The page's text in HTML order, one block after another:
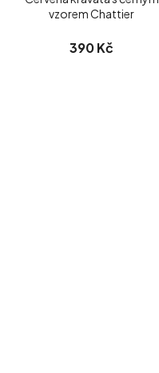
vzorem Chattier
390 Kč